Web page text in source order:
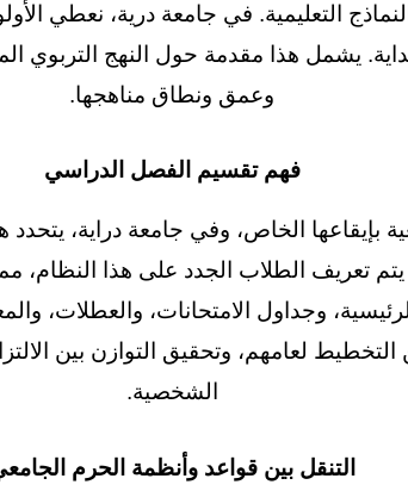
التعليمية. في جامعة درية، نعطي
يشمل هذا مقدمة حول النهج التربوي
وعمق ونطاق مناهجها.
فهم تقسيم الفصل الدراسي
بإيقاعها الخاص، وفي جامعة دراية،
تعريف الطلاب الجدد على هذا النظام،
وجداول الامتحانات، والعطلات،
لعامهم، وتحقيق التوازن بين
الشخصية.
التنقل بين قواعد وأنظمة الحرم